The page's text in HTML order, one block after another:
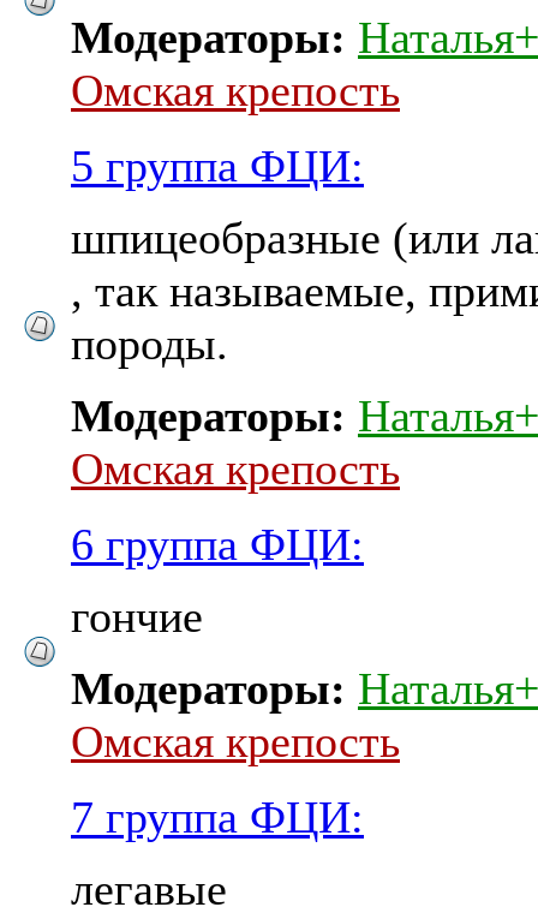
Модераторы:
Омская крепость
5 группа ФЦИ:
шпицеобразные (или
, так называемые,
породы.
Модераторы:
Омская крепость
6 группа ФЦИ:
гончие
Модераторы:
Омская крепость
7 группа ФЦИ:
легавые